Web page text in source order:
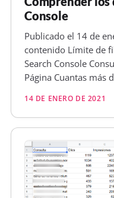
Console
Publicado el 14 de
contenido Límite de
Search Console
Página Cuantas más
mucho con los datos
conoce es cómo
14 DE ENERO DE 2021